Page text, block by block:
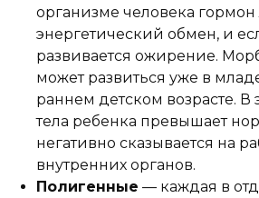
организме человека гормон
энергетический обмен, и
развивается ожирение.
может развиться уже в
раннем детском возрасте. В
тела ребенка превышает
негативно сказывается на
внутренних органов.
Полигенные — каждая в